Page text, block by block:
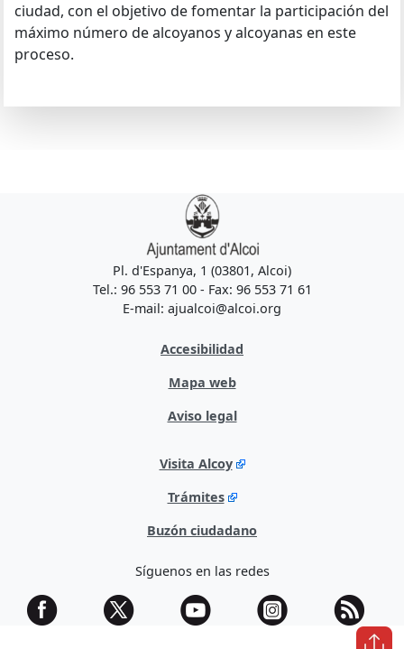
ciudad, con el objetivo de fomentar la participación del
máximo número de alcoyanos y alcoyanas en este
proceso.
Pl. d'Espanya, 1 (03801, Alcoi)
Tel.: 96 553 71 00 - Fax: 96 553 71 61
E-mail: ajualcoi@alcoi.org
Accesibilidad
Mapa web
Aviso legal
Visita Alcoy
Trámites
Buzón ciudadano
Síguenos en las redes